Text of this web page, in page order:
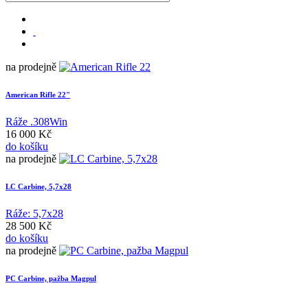
na prodejně
American Rifle 22"
Ráže .308Win
16 000 Kč
do košíku
na prodejně
LC Carbine, 5,7x28
Ráže: 5,7x28
28 500 Kč
do košíku
na prodejně
PC Carbine, pažba Magpul